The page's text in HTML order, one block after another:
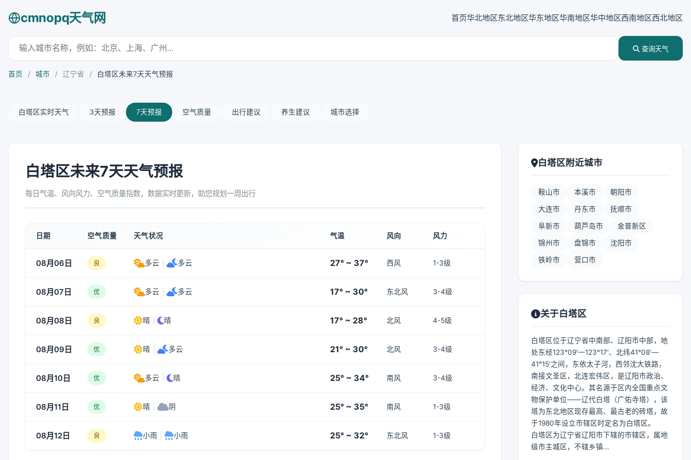
cmnopq天气网 首页华北地区东北地区华东地区华南地区华中地区西南地区西北地区
查询天气
首页 / 城市 / 辽宁省 / 白塔区未来7天天气预报
白塔区实时天气 3天预报 7天预报 空气质量 出行建议 养生建议 城市选择
白塔区未来7天天气预报
每日气温、风向风力、空气质量指数，数据实时更新，助您规划一周出行
日期 空气质量 天气状况 气温 风向 风力
08月06日 良 多云 多云 27° ~ 37° 西风 1-3级
08月07日 优 多云 多云 17° ~ 30° 东北风 3-4级
08月08日 良 晴 晴 17° ~ 28° 北风 4-5级
08月09日 优 晴 多云 21° ~ 30° 北风 3-4级
08月10日 优 多云 晴 25° ~ 34° 南风 3-4级
08月11日 优 晴 阴 25° ~ 35° 南风 1-3级
08月12日 良 小雨 小雨 25° ~ 32° 东北风 1-3级
白塔区附近城市
鞍山市 本溪市 朝阳市
大连市 丹东市 抚顺市
阜新市 葫芦岛市 金普新区
锦州市 盘锦市 沈阳市
铁岭市 营口市
关于白塔区
白塔区位于辽宁省中南部、辽阳市中部，地
处东经123°09′—123°17′、北纬41°08′—
41°15′之间，东依太子河，西邻沈大铁路，
南接文圣区，北连宏伟区，是辽阳市政治、
经济、文化中心。其名源于区内全国重点文
物保护单位——辽代白塔（广佑寺塔），该
塔为东北地区现存最高、最古老的砖塔，故
于1980年设立市辖区时定名为白塔区。
白塔区为辽宁省辽阳市下辖的市辖区，属地
级市主城区，不辖乡镇...